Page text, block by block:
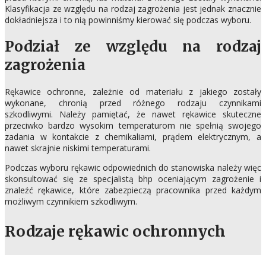
Klasyfikacja ze względu na rodzaj zagrożenia jest jednak znacznie
dokładniejsza i to nią powinniśmy kierować się podczas wyboru.
Podział ze względu na rodzaj
zagrożenia
Rękawice ochronne, zależnie od materiału z jakiego zostały
wykonane, chronią przed różnego rodzaju czynnikami
szkodliwymi. Należy pamiętać, że nawet rękawice skuteczne
przeciwko bardzo wysokim temperaturom nie spełnią swojego
zadania w kontakcie z chemikaliami, prądem elektrycznym, a
nawet skrajnie niskimi temperaturami.
Podczas wyboru rękawic odpowiednich do stanowiska należy więc
skonsultować się ze specjalistą bhp oceniającym zagrożenie i
znaleźć rękawice, które zabezpieczą pracownika przed każdym
możliwym czynnikiem szkodliwym.
Rodzaje rękawic ochronnych